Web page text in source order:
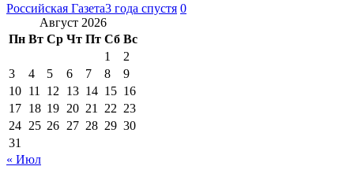
Российская Газета3 года спустя 0
Август 2026
Пн Вт Ср Чт Пт Сб Вс
1
2
3
4 5 6 7 8
9
10 11 12 13 14 15 16
17 18 19 20 21 22 23
24 25 26 27 28 29 30
31
« Июл